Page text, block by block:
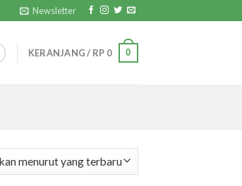
Newsletter
KERANJANG / RP 0 0